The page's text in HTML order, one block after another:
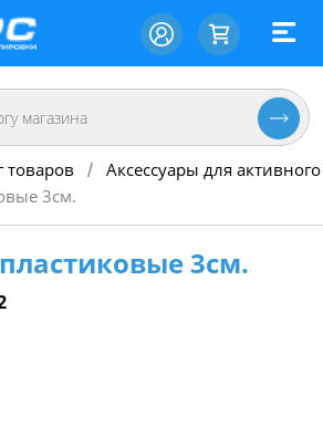
товаров / Аксессуары для
3см.
3см.